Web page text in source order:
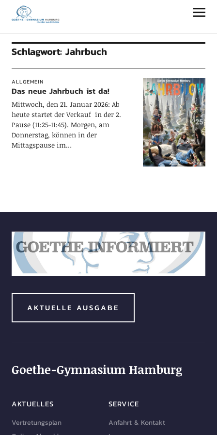
Goethe-Gymnasium Hamburg
Schlagwort: Jahrbuch
ALLGEMEIN
Das neue Jahrbuch ist da!
Mittwoch, den 21. Januar 2026: Ab
heute startet der Verkauf in der 2.
Pause (11:25-11:45). Morgen, am
Donnerstag, können in der
Mittagspause im…
AKTUELLE AUSGABE
Goethe-Gymnasium Hamburg
AKTUELLES
Vertretungsplan
SERVICE
Anfahrt & Kontakt